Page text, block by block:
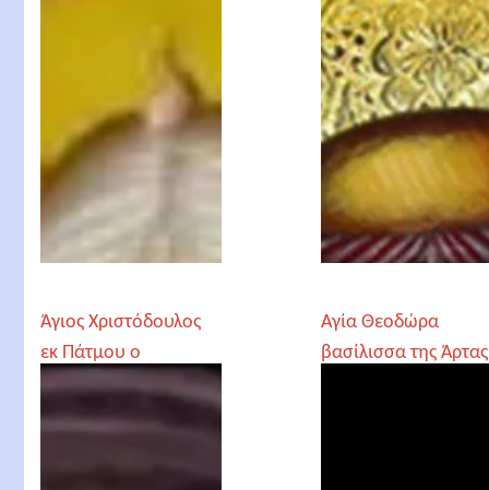
Άγιος Χριστόδουλος
εκ Πάτμου ο
Αγία Θεοδώρα
βασίλισσα της Άρτας